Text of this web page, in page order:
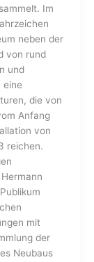
Im
neben der
von rund
und
eine
die von
Anfang
von
reichen.
mit
der
Neubaus